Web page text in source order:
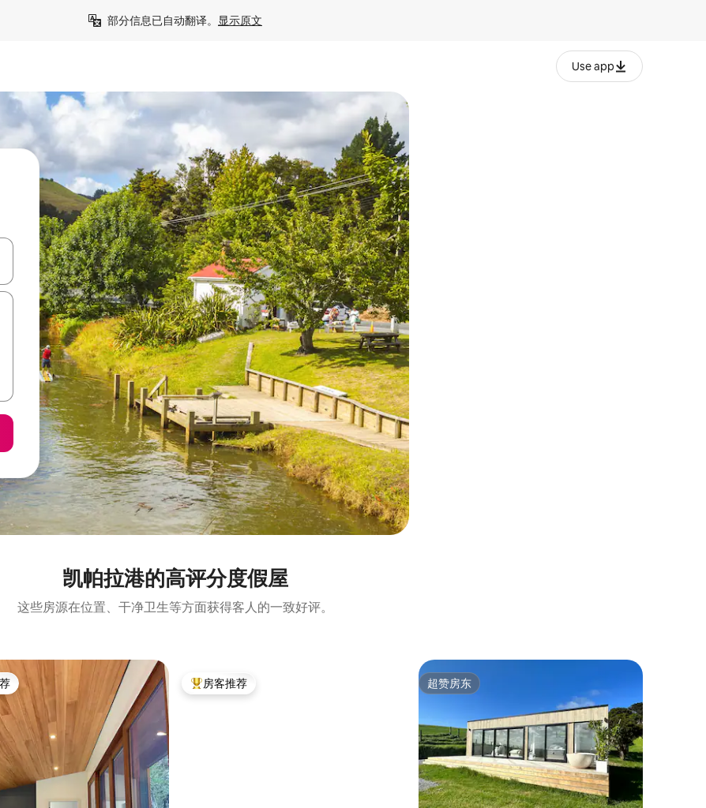
部分信息已自动翻译。 显示原文
Use app
滑动手势浏览。
凯帕拉港的高评分度假屋
这些房源在位置、干净卫生等方面获得客人的一致好评。
推荐」 热门「房客推荐」
房客推荐 超赞房东
超赞房东